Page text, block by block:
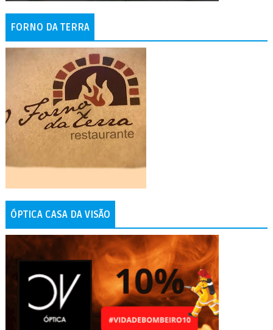
FORNO DA TERRA
ÓPTICA CASA DA VISÃO